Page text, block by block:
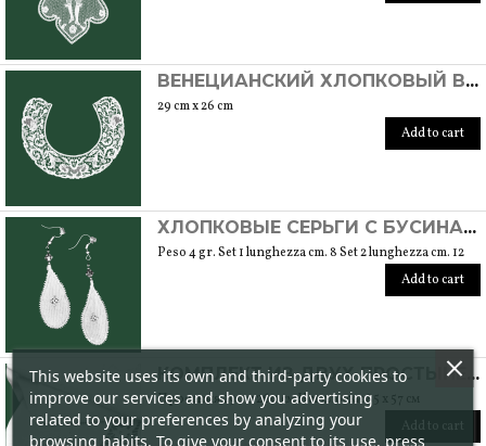
ВЕНЕЦИАНСКИЙ ХЛОПКОВЫЙ ВОРОТНИК РУЧНОЙ РАБОТЫ С БУРАНСКИМ ШВОМ
29 cm x 26 cm
Add to cart
ХЛОПКОВЫЕ СЕРЬГИ С БУСИНАМИ SWAROVSKI РУЧНОЙ РАБОТЫ С БУРАНСКИМ ШВОМ. НИКЕЛЕВАЯ ЗАСТЕЖКА. УНИКАЛЬНАЯ ВЕЩЬ
Peso 4 gr. Set 1 lunghezza cm. 8 Set 2 lunghezza cm. 12
Add to cart
КОМПЛЕКТ ИЗ ДВУХ ПРОСТЫНЕЙ И ДВУХ НАВОЛОЧЕК ИЗ ХЛОПКА РУЧНОЙ РАБОТЫ С ВЫШИВКОЙ BURANO
Простыня 290 x 260 см Наволочки 85 x 57 см
Add to cart
This website uses its own and third-party cookies to
improve our services and show you advertising
related to your preferences by analyzing your
browsing habits. To give your consent to its use, press